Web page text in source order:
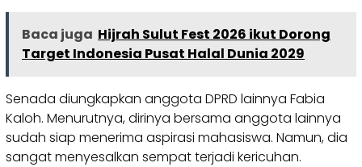
Baca juga Hijrah Sulut Fest 2026 ikut Dorong
Target Indonesia Pusat Halal Dunia 2029
Senada diungkapkan anggota DPRD lainnya Fabia
Kaloh. Menurutnya, dirinya bersama anggota lainnya
sudah siap menerima aspirasi mahasiswa. Namun, dia
sangat menyesalkan sempat terjadi kericuhan.